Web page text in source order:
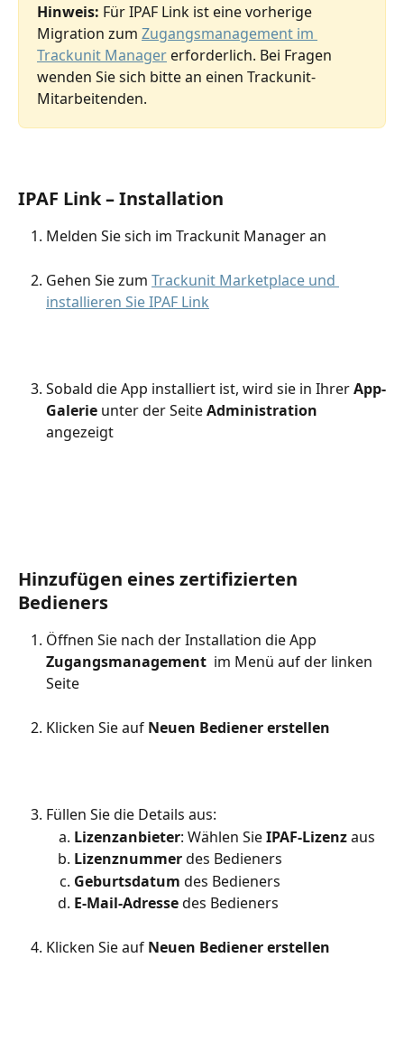
Hinweis: Für IPAF Link ist eine vorherige
Migration zum Zugangsmanagement im
Trackunit Manager erforderlich. Bei Fragen
wenden Sie sich bitte an einen Trackunit-
Mitarbeitenden.
IPAF Link – Installation
Melden Sie sich im Trackunit Manager an
Gehen Sie zum Trackunit Marketplace und
installieren Sie IPAF Link
Sobald die App installiert ist, wird sie in Ihrer App-
Galerie unter der Seite Administration
angezeigt
Hinzufügen eines zertifizierten
Bedieners
Öffnen Sie nach der Installation die App
Zugangsmanagement im Menü auf der linken
Seite
Klicken Sie auf Neuen Bediener erstellen
Füllen Sie die Details aus:
Lizenzanbieter: Wählen Sie IPAF-Lizenz aus
Lizenznummer des Bedieners
Geburtsdatum des Bedieners
E-Mail-Adresse des Bedieners
Klicken Sie auf Neuen Bediener erstellen